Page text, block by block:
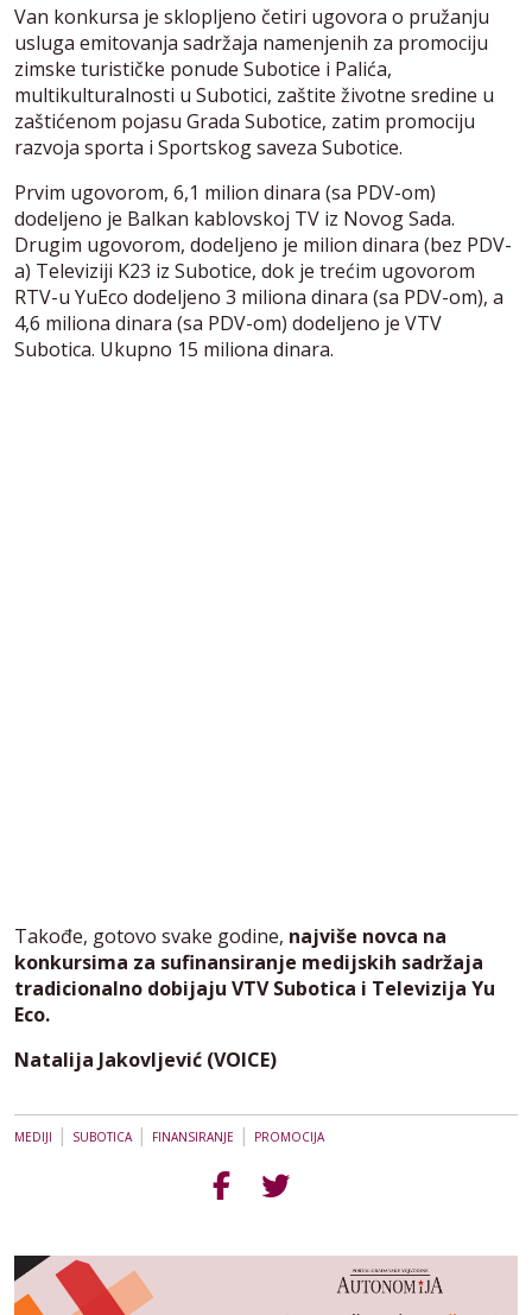
Van konkursa je sklopljeno četiri ugovora o pružanju
usluga emitovanja sadržaja namenjenih za promociju
zimske turističke ponude Subotice i Palića,
multikulturalnosti u Subotici, zaštite životne sredine u
zaštićenom pojasu Grada Subotice, zatim promociju
razvoja sporta i Sportskog saveza Subotice.
Prvim ugovorom, 6,1 milion dinara (sa PDV-om)
dodeljeno je Balkan kablovskoj TV iz Novog Sada.
Drugim ugovorom, dodeljeno je milion dinara (bez PDV-
a) Televiziji K23 iz Subotice, dok je trećim ugovorom
RTV-u YuEco dodeljeno 3 miliona dinara (sa PDV-om), a
4,6 miliona dinara (sa PDV-om) dodeljeno je VTV
Subotica. Ukupno 15 miliona dinara.
Takođe, gotovo svake godine, najviše novca na
konkursima za sufinansiranje medijskih sadržaja
tradicionalno dobijaju VTV Subotica i Televizija Yu
Eco.
Natalija Jakovljević (VOICE)
MEDIJI | SUBOTICA| FINANSIRANJE | PROMOCIJA